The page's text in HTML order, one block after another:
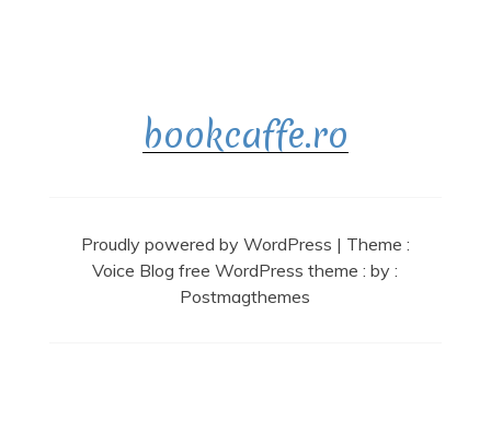
bookcaffe.ro
Proudly powered by WordPress | Theme :
Voice Blog free WordPress theme: by :
Postmagthemes